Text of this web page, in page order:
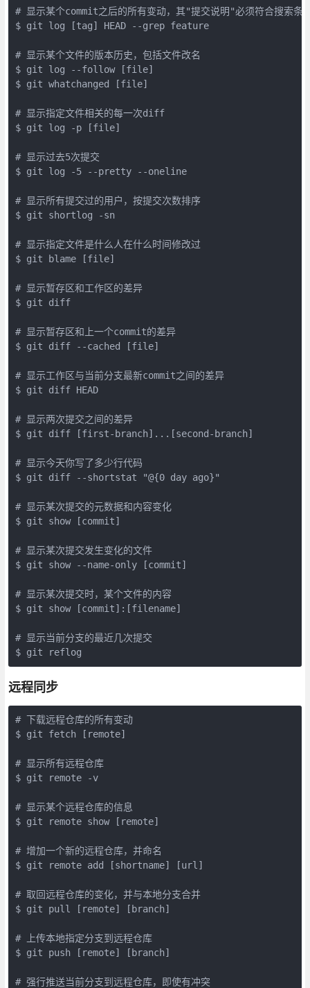
# 显示某个commit之后的所有变动，其"提交说明"必须符合搜索条
$ git log [tag] HEAD --grep feature
# 显示某个文件的版本历史，包括文件改名
$ git log --follow [file]
$ git whatchanged [file]
# 显示指定文件相关的每一次diff
$ git log -p [file]
# 显示过去5次提交
$ git log -5 --pretty --oneline
# 显示所有提交过的用户，按提交次数排序
$ git shortlog -sn
# 显示指定文件是什么人在什么时间修改过
$ git blame [file]
# 显示暂存区和工作区的差异
$ git diff
# 显示暂存区和上一个commit的差异
$ git diff --cached [file]
# 显示工作区与当前分支最新commit之间的差异
$ git diff HEAD
# 显示两次提交之间的差异
$ git diff [first-branch]...[second-branch]
# 显示今天你写了多少行代码
$ git diff --shortstat "@{0 day ago}"
# 显示某次提交的元数据和内容变化
$ git show [commit]
# 显示某次提交发生变化的文件
$ git show --name-only [commit]
# 显示某次提交时，某个文件的内容
$ git show [commit]:[filename]
# 显示当前分支的最近几次提交
$ git reflog
远程同步
# 下载远程仓库的所有变动
$ git fetch [remote]
# 显示所有远程仓库
$ git remote -v
# 显示某个远程仓库的信息
$ git remote show [remote]
# 增加一个新的远程仓库，并命名
$ git remote add [shortname] [url]
# 取回远程仓库的变化，并与本地分支合并
$ git pull [remote] [branch]
# 上传本地指定分支到远程仓库
$ git push [remote] [branch]
# 强行推送当前分支到远程仓库，即使有冲突